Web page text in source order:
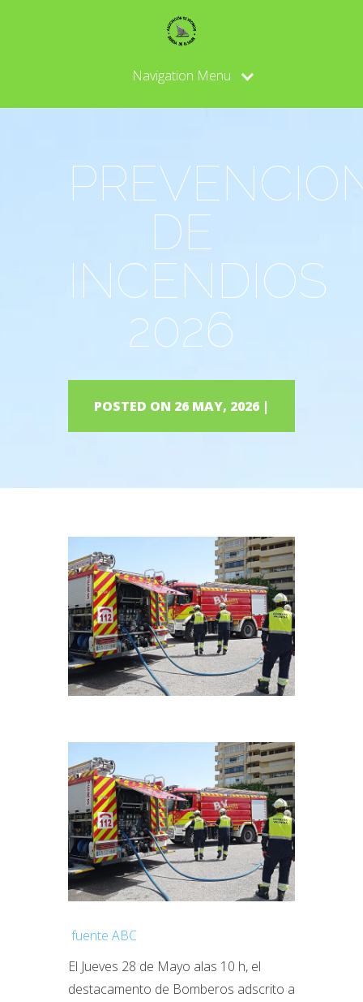
Navigation Menu
DE
INCENDIOS
2026
POSTED ON 26 MAY, 2026 |
fuente ABC
El Jueves 28 de Mayo alas 10 h, el
destacamento de Bomberos adscrito a